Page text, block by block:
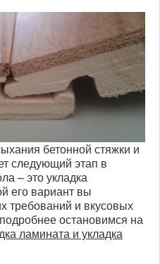
бетонной стяжки и
следующий этап в
– это укладка
его вариант вы
требований и вкусовых
остановимся на
ламината и укладка